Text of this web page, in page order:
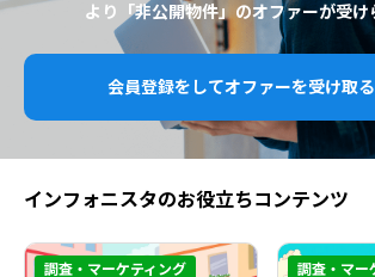
より「非公開物件」のオファーが受け
会員登録をしてオファーを受け取る
インフォニスタのお役立ちコンテンツ
調査・マーケティング 調査・マー